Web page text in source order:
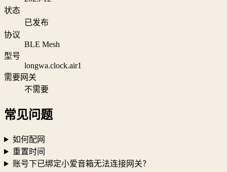
状态
已发布
协议
BLE Mesh
型号
longwa.clock.air1
需要网关
不需要
常见问题
如何配网
重置时间
账号下已绑定小爱音箱无法连接网关？